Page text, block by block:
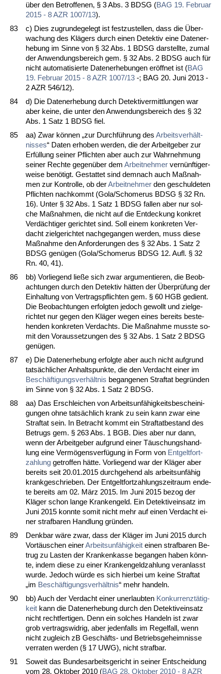
über den Be­trof­fe­nen, § 3 Abs. 3 BDSG (BAG 19. Fe­bru­ar
2015 - 8 AZR 1007/13).
83
c) Dies zu­grun­de­ge­legt ist fest­zu­stel­len, dass die Über­
wa­chung des Klägers durch ei­nen De­tek­tiv ei­ne Da­ten­er­
he­bung im Sin­ne von § 32 Abs. 1 BDSG dar­stell­te, zu­mal
der An­wen­dungs­be­reich gem. § 32 Abs. 2 BDSG auch für
nicht au­to­ma­ti­sier­te Da­ten­er­he­bun­gen eröff­net ist (BAG
19. Fe­bru­ar 2015 - 8 AZR 1007/13 -; BAG 20. Ju­ni 2013 -
2 AZR 546/12).
84
d) Die Da­ten­er­he­bung durch De­tek­ti­ver­mitt­lun­gen war
aber kei­ne, die un­ter den An­wen­dungs­be­reich des § 32
Abs. 1 Satz 1 BDSG fiel.
85
aa) Zwar können „zur Durchführung des Ar­beits­verhält­
nis­ses“ Da­ten er­ho­ben wer­den, die der Ar­beit­ge­ber zur
Erfüllung sei­ner Pflich­ten aber auch zur Wahr­neh­mung
sei­ner Rech­te ge­genüber dem Ar­beit­neh­mer vernünf­ti­ger­
wei­se benötigt. Ge­stat­tet sind dem­nach auch Maßnah­
men zur Kon­trol­le, ob derAr­beit­neh­mer den ge­schul­de­ten
Pflich­ten nach­kommt (Go­la/Schome­rus BDSG § 32 Rn.
16). Un­ter § 32 Abs. 1 Satz 1 BDSG fal­len aber nur sol­
che Maßnah­men, die nicht auf die Ent­de­ckung kon­kret
Verdäch­ti­ger ge­rich­tet sind. Soll ei­nem kon­kre­ten Ver­
dacht ziel­ge­rich­tet nach­ge­gan­gen wer­den, muss die­se
Maßnah­me den An­for­de­run­gen des § 32 Abs. 1 Satz 2
BDSG genügen (Go­la/Schome­rus BDSG 12. Aufl. § 32
Rn. 40, 41).
86
bb) Vor­lie­gend ließe sich zwar ar­gu­men­tie­ren, die Be­ob­
ach­tun­gen durch den De­tek­tiv hätten der Über­prüfung der
Ein­hal­tung von Ver­trags­pflich­ten gem. § 60 HGB ge­dient.
Die Be­ob­ach­tun­gen er­folg­ten je­doch ge­wollt und ziel­ge­
rich­tet nur ge­gen den Kläger we­gen ei­nes be­reits be­ste­
hen­den kon­kre­ten Ver­dachts. Die Maßnah­me muss­te so­
mit den Vor­aus­set­zun­gen des § 32 Abs. 1 Satz 2 BDSG
genügen.
87
e) Die Da­ten­er­he­bung er­folg­te aber auch nicht auf­grund
tatsäch­li­cher An­halts­punk­te, die den Ver­dacht ei­ner im
Beschäfti­gungs­verhält­nis be­gan­ge­nen Straf­tat be­gründen
im Sin­ne von § 32 Abs. 1 Satz 2 BDSG.
88
aa) Das Er­schlei­chen von Ar­beits­unfähig­keits­be­schei­ni­
gun­gen oh­ne tatsächlich krank zu sein kann zwar ei­ne
Straf­tat sein. In Be­tracht kommt ein Straf­tat­be­stand des
Be­trugs gem. § 263 Abs. 1 BGB. Dies aber nur dann,
wenn der Ar­beit­ge­ber auf­grund ei­ner Täuschungs­hand­
lung ei­ne Vermögens­verfügung in Form von Ent­gelt­fort­
zah­lung ge­trof­fen hätte. Vor­lie­gend war der Kläger aber
be­reits seit 20.01.2015 durch­ge­hend als ar­beits­unfähig
krank­ge­schrie­ben. Der Ent­gelt­fort­zah­lungs­zeit­raum en­de­
te be­reits am 02. März 2015. Im Ju­ni 2015 be­zog der
Kläger schon lan­ge Kran­ken­geld. Ein De­tek­tiv­ein­satz im
Ju­ni 2015 konn­te so­mit nicht mehr auf ei­nen Ver­dacht ei­
ner straf­ba­ren Hand­lung gründen.
89
Denk­bar wäre zwar, dass der Kläger im Ju­ni 2015 durch
Vortäuschen ei­nerAr­beits­unfähig­keit ei­nen straf­ba­ren Be­
trug zu Las­ten der Kran­ken­kas­se be­gan­gen ha­ben könn­
te, in­dem die­se zu ei­ner Kran­ken­geld­zah­lung ver­an­lasst
wur­de. Je­doch würde es sich hier­bei um kei­ne Straf­tat
„im Beschäfti­gungs­verhält­nis“ mehr han­deln.
90
bb) Auch der Ver­dacht ei­ner un­er­laub­ten Kon­kur­renztätig­
keit kann die Da­ten­er­he­bung durch den De­tek­tiv­ein­satz
nicht recht­fer­ti­gen. Denn ein sol­ches Han­deln ist zwar
grob ver­trags­wid­rig, aber je­den­falls im Re­gel­fall, wenn
nicht zu­gleich zB Geschäfts- und Be­triebs­ge­heim­nis­se
ver­ra­ten wer­den (§ 17 UWG), nicht straf­bar.
91
So­weit das Bun­des­ar­beits­ge­richt in sei­ner Ent­schei­dung
vom 28. Ok­to­ber 2010 (BAG 28. Ok­to­ber 2010 - 8 AZR